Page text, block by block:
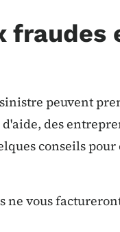
fraudes
peuvent
des
conseils
ne vous